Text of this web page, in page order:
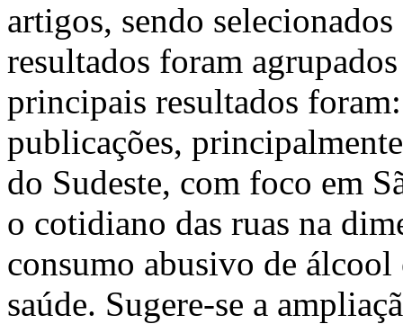
artigos, sendo
resultados foram
principais resultados
publicações,
do Sudeste, com foco em
o cotidiano das ruas na
consumo abusivo de álcool
saúde. Sugere-se a